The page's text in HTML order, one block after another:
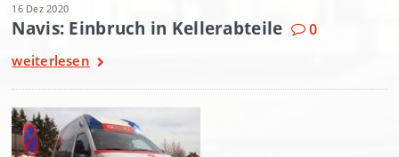
16 Dez 2020
Navis: Einbruch in Kellerabteile 0
weiterlesen